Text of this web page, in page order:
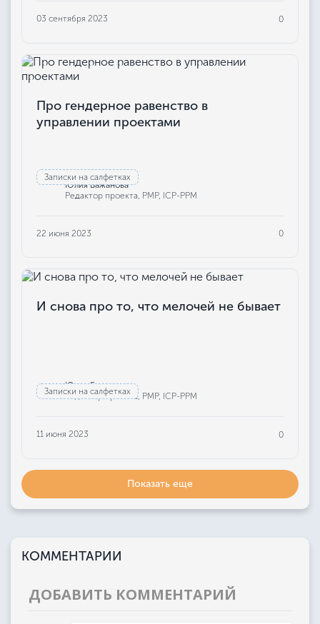
03 сентября 2023 0
Записки на салфетках
Про гендерное равенство в
управлении проектами
Юлия Бажанова
Редактор проекта, РМР, ICP-PPM
22 июня 2023 0
Записки на салфетках
И снова про то, что мелочей не бывает
Юлия Бажанова
Редактор проекта, РМР, ICP-PPM
11 июня 2023 0
Показать еще
КОММЕНТАРИИ
ДОБАВИТЬ КОММЕНТАРИЙ